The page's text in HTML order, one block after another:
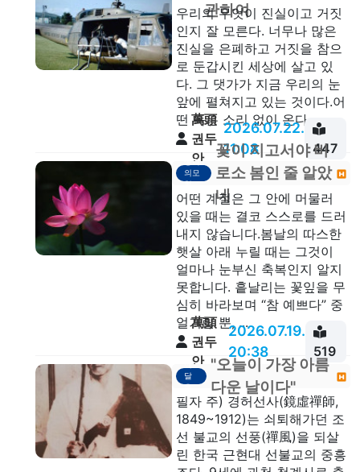
관하여
우리의 무엇이 진실이고 거짓
인지 잘 모른다. 너무나 많은
진실을 은폐하고 거짓을 참으
로 둔갑시킨 세상에 살고 있
다. 그 댓가가 지금 우리의 눈
앞에 펼쳐지고 있는 것이다.어
떤 독은 소리 없이 온다....
萬頭
권두
안
2026.07.22.
11:08
447
생각
의모
형
꽃이 지고서야 비
로소 봄인 줄 알았
네
어떤 계절은 그 안에 머물러
있을 때는 결코 스스로를 드러
내지 않습니다.봄날의 따스한
햇살 아래 누릴 때는 그것이
얼마나 눈부신 축복인지 알지
못합니다. 흩날리는 꽃잎을 무
심히 바라보며 “참 예쁘다” 중
얼거릴 뿐, ...
萬頭
권두
안
2026.07.19.
20:38
519
달
음
"오늘이 가장 아름
다운 날이다"
필자 주) 경허선사(鏡虛禪師,
1849~1912)는 쇠퇴해가던 조
선 불교의 선풍(禪風)을 되살
린 한국 근현대 선불교의 중흥